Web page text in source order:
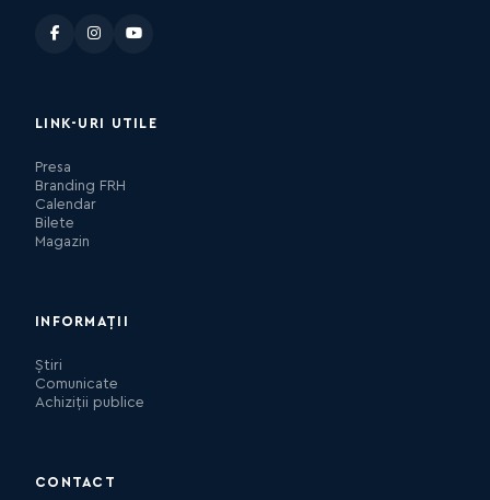
LINK-URI UTILE
Presa
Branding FRH
Calendar
Bilete
Magazin
INFORMAȚII
Știri
Comunicate
Achiziții publice
CONTACT